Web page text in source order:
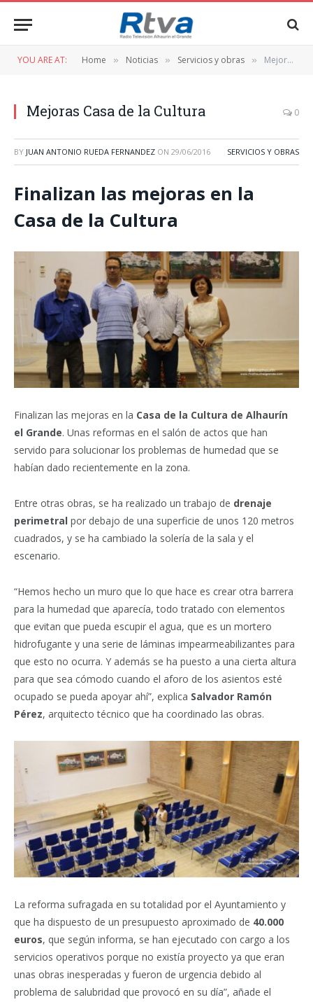
YOU ARE AT: Home » Noticias » Servicios y obras » Mejoras Casa de la Cultura
Mejoras Casa de la Cultura 0
BY JUAN ANTONIO RUEDA FERNANDEZ ON 29/06/2016 SERVICIOS Y OBRAS
Finalizan las mejoras en la
Casa de la Cultura
Finalizan las mejoras en la Casa de la Cultura de Alhaurín
el Grande. Unas reformas en el salón de actos que han
servido para solucionar los problemas de humedad que se
habían dado recientemente en la zona.
Entre otras obras, se ha realizado un trabajo de drenaje
perimetral por debajo de una superficie de unos 120 metros
cuadrados, y se ha cambiado la solería de la sala y el
escenario.
“Hemos hecho un muro que lo que hace es crear otra barrera
para la humedad que aparecía, todo tratado con elementos
que evitan que pueda escupir el agua, que es un mortero
hidrofugante y una serie de láminas impearmeabilizantes para
que esto no ocurra. Y además se ha puesto a una cierta altura
para que sea cómodo cuando el aforo de los asientos esté
ocupado se pueda apoyar ahí”, explica Salvador Ramón
Pérez, arquitecto técnico que ha coordinado las obras.
La reforma sufragada en su totalidad por el Ayuntamiento y
que ha dispuesto de un presupuesto aproximado de 40.000
euros, que según informa, se han ejecutado con cargo a los
servicios operativos porque no existía proyecto ya que eran
unas obras inesperadas y fueron de urgencia debido al
problema de salubridad que provocó en su día”, añade el